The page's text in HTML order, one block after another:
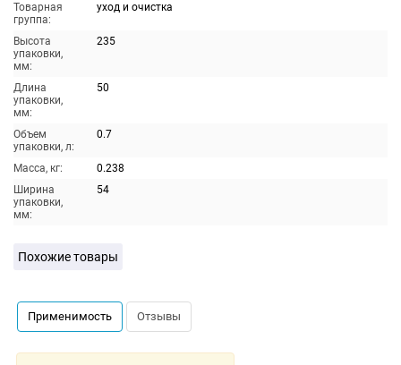
Товарная
группа:
уход и очистка
Высота
упаковки,
мм:
235
Длина
упаковки,
мм:
50
Объем
упаковки, л:
0.7
Масса, кг:
0.238
Ширина
упаковки,
мм:
54
Похожие товары
Применимость Отзывы